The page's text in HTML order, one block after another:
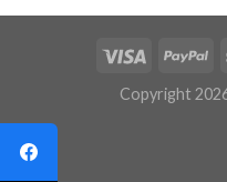
Copyright